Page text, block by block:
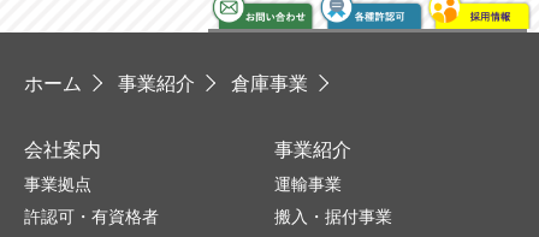
ホーム 事業紹介 倉庫事業
会社案内
事業拠点
許認可・有資格者
事業紹介
運輸事業
搬入・据付事業